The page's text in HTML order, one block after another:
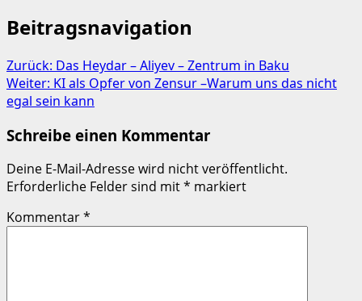
Beitragsnavigation
Zurück: Das Heydar – Aliyev – Zentrum in Baku
Weiter: KI als Opfer von Zensur –Warum uns das nicht
egal sein kann
Schreibe einen Kommentar
Deine E-Mail-Adresse wird nicht veröffentlicht.
Erforderliche Felder sind mit* markiert
Kommentar*